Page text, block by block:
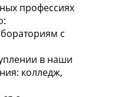
профессиях
с
в наши
колледж,